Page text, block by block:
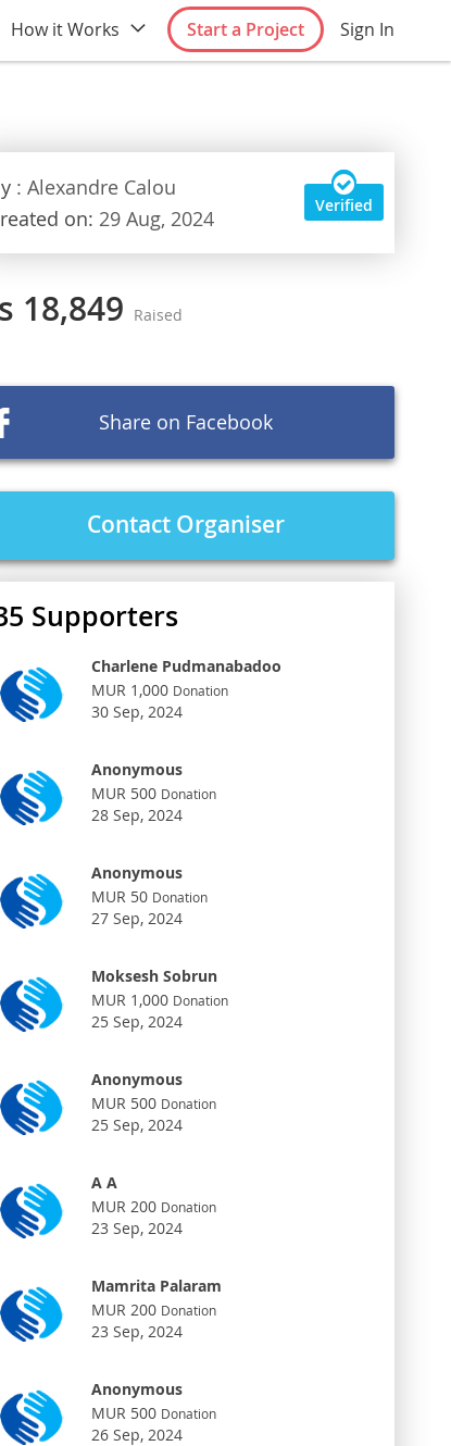
Sign In
Start a Project
How it Works
: Alexandre Calou
on: 29 Aug, 2024
Verified
18,849 Raised
Share on Facebook
Contact Organiser
Supporters
Charlene Pudmanabadoo
MUR 1,000 Donation
30 Sep, 2024
Anonymous
MUR 500 Donation
28 Sep, 2024
Anonymous
MUR 50 Donation
27 Sep, 2024
Moksesh Sobrun
MUR 1,000 Donation
25 Sep, 2024
Anonymous
MUR 500 Donation
25 Sep, 2024
A A
MUR 200 Donation
23 Sep, 2024
Mamrita Palaram
MUR 200 Donation
23 Sep, 2024
Anonymous
MUR 500 Donation
26 Sep, 2024